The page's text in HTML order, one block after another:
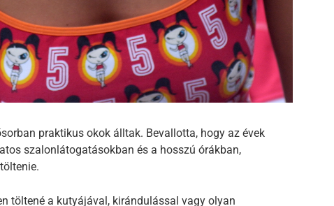
praktikus okok álltak. Bevallotta, hogy az évek
szalonlátogatásokban és a hosszú órákban,
töltené a kutyájával, kirándulással vagy olyan